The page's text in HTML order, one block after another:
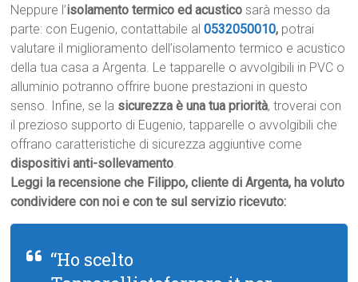
Neppure l’isolamento termico ed acustico sarà messo da
parte: con Eugenio, contattabile al0532050010, potrai
valutare il miglioramento dell’isolamento termico e acustico
della tua casa a Argenta. Le tapparelle o avvolgibili in PVC o
alluminio potranno offrire buone prestazioni in questo
senso. Infine, se la sicurezza è una tua priorità, troverai con
il prezioso supporto di Eugenio, tapparelle o avvolgibili che
offrano caratteristiche di sicurezza aggiuntive come
dispositivi anti-sollevamento.
Leggi la recensione che Filippo, cliente di Argenta, ha voluto
condividere con noi e con te sul servizio ricevuto:
“Ho scelto